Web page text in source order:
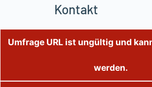
Kontakt
Umfrage URL ist ungültig und
werden.